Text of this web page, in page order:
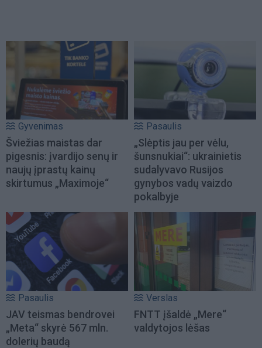
Gyvenimas
Šviežias maistas dar
pigesnis: įvardijo senų ir
naujų įprastų kainų
skirtumus „Maximoje“
Pasaulis
„Slėptis jau per vėlu,
šunsnukiai“: ukrainietis
sudalyvavo Rusijos
gynybos vadų vaizdo
pokalbyje
Pasaulis
JAV teismas bendrovei
„Meta“ skyrė 567 mln.
dolerių baudą
Verslas
FNTT įšaldė „Mere“
valdytojos lėšas